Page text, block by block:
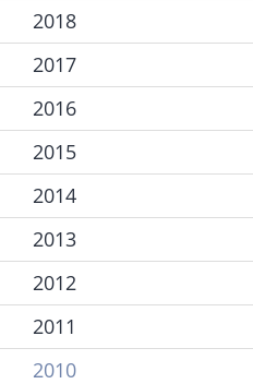
2018
2017
2016
2015
2014
2013
2012
2011
2010